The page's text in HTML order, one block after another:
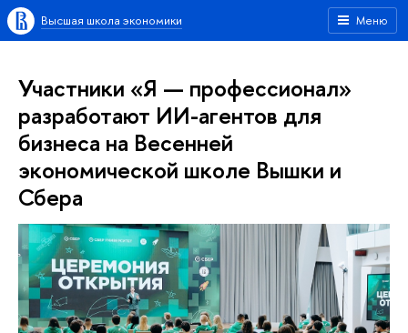
Меню
Высшая школа экономики
Участники «Я — профессионал»
разработают ИИ-агентов для
бизнеса на Весенней
экономической школе Вышки и
Сбера